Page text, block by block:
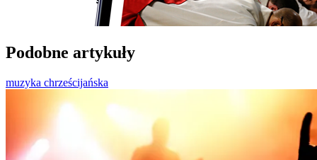
Podobne artykuły
muzyka chrześcijańska